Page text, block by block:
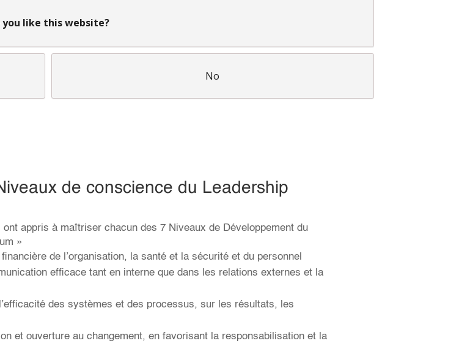
you like this website?
No
de conscience du Leadership
appris à maîtriser chacun des 7 Niveaux de Développement du
»
de l’organisation, la santé et la sécurité et du personnel
efficace tant en interne que dans les relations externes et la
des systèmes et des processus, sur les résultats, les
et ouverture au changement, en favorisant la responsabilisation et la